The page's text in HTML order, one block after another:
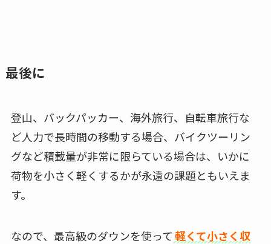
最後に
登山、バックパッカー、海外旅行、自転車旅行な
ど人力で長時間の移動する場合、バイクツーリン
グなど積載量が非常に限らている場合は、いかに
荷物を小さく軽くするかが永遠の課題ともいえま
す。
なので、最高級のダウンを使って 軽くて小さく収